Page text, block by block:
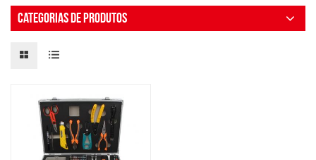
CATEGORIAS DE PRODUTOS